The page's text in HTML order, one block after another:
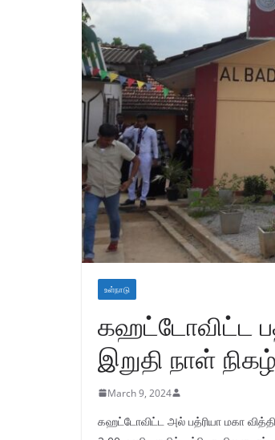
உள்நாடு
கஹட்டோவிட்ட
இறுதி நாள்
March 9, 2024
கஹட்டோவிட்ட அல் பத்ரியா மகா